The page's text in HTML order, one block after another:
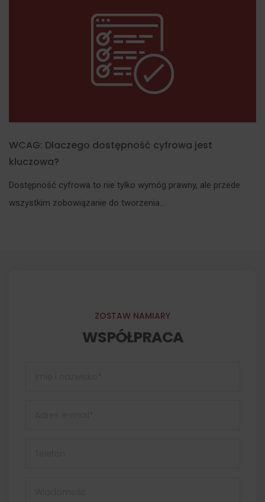
WCAG: Dlaczego dostępność cyfrowa jest
kluczowa?
Dostępność cyfrowa to nie tylko wymóg prawny, ale przede
wszystkim zobowiązanie do tworzenia...
ZOSTAW NAMIARY
WSPÓŁPRACA